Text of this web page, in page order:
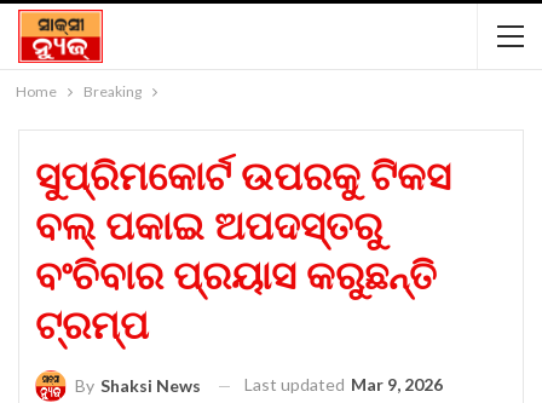
Home Breaking
ସୁପ୍ରିମକୋର୍ଟ ଉପରକୁ ଟିକସ
ବଲ୍ ପକାଇ ଅପଦସ୍ତରୁ
ବଂଚିବାର ପ୍ରୟାସ କରୁଛନ୍ତି
ଟ୍ରମ୍ପ
By Shaksi News Last updated Mar 9, 2026